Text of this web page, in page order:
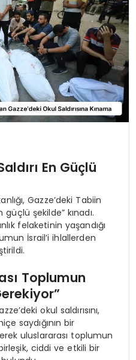
En Güçlü
Gazze’deki Tabiin
güçlü şekilde” kınadı.
felaketinin yaşandığı
İsrail’i ihlallerden
Toplumun
okul saldırısını,
saydığının bir
uluslararası toplumun
ciddi ve etkili bir